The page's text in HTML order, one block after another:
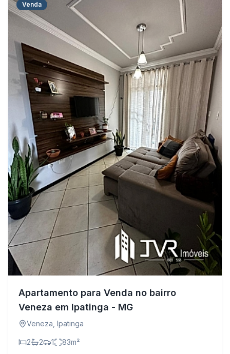
Venda
Apartamento para Venda no bairro
Veneza em Ipatinga - MG
Veneza Ipatinga
2 2 1 83m²